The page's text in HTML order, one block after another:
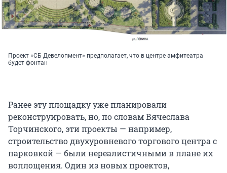
Проект «СБ Девелопмент» предполагает, что в центре амфитеатра
будет фонтан
Ранее эту площадку уже планировали
реконструировать, но, по словам Вячеслава
Торчинского, эти проекты — например,
строительство двухуровневого торгового центра с
парковкой — были нереалистичными в плане их
воплощения. Один из новых проектов,